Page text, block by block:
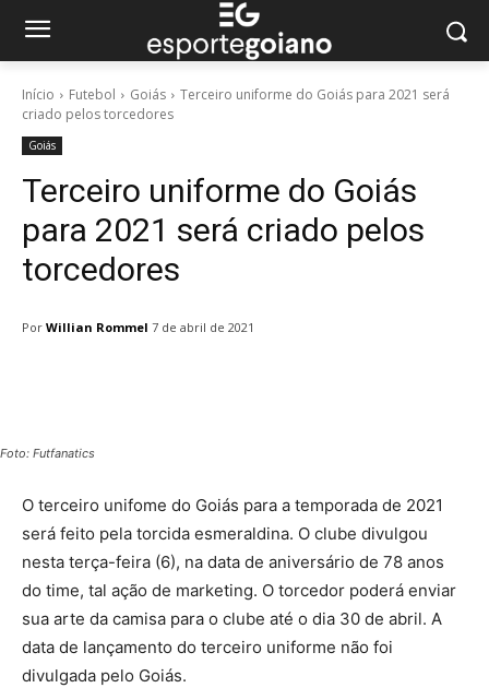
Início Futebol Goiás
Terceiro uniforme do Goiás para 2021 será
criado pelos torcedores
Goiás
Terceiro uniforme do Goiás
para 2021 será criado pelos
torcedores
Por Willian Rommel 7 de abril de 2021
Foto: Futfanatics
O terceiro unifome do Goiás para a temporada de 2021
será feito pela torcida esmeraldina. O clube divulgou
nesta terça-feira (6), na data de aniversário de 78 anos
do time, tal ação de marketing. O torcedor poderá enviar
sua arte da camisa para o clube até o dia 30 de abril. A
data de lançamento do terceiro uniforme não foi
divulgada pelo Goiás.